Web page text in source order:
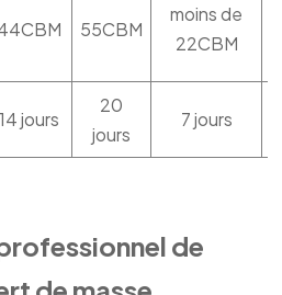
55CBM
moins de
22CBM
14 jours
20
jours
7 jours
de